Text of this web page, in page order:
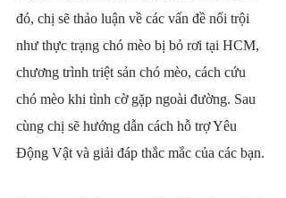
đó, chị sẽ thảo luận về các vấn đề nổi trội
như thực trạng chó mèo bị bỏ rơi tại HCM,
chương trình triệt sản chó mèo, cách cứu
chó mèo khi tình cờ gặp ngoài đường. Sau
cùng chị sẽ hướng dẫn cách hỗ trợ Yêu
Động Vật và giải đáp thắc mắc của các bạn.